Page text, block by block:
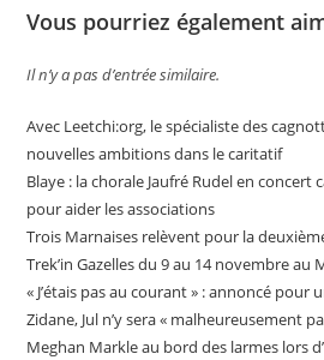
Vous pourriez également
Il n’y a pas d’entrée similaire.
Avec Leetchi:org, le spécialiste des
nouvelles ambitions dans le caritatif
Blaye : la chorale Jaufré Rudel en
pour aider les associations
Trois Marnaises relèvent pour la
Trek’in Gazelles du 9 au 14 novembre au
« J’étais pas au courant » : annoncé pour
Zidane, Jul n’y sera « malheureusement
Meghan Markle au bord des larmes lors